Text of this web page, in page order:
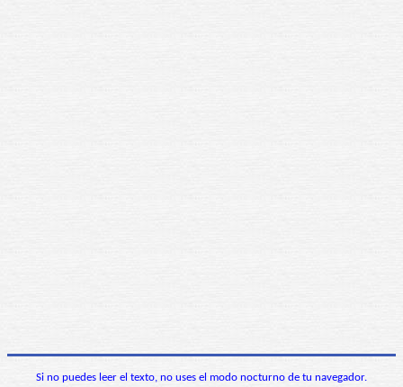
Si no puedes leer el texto, no uses el modo nocturno de tu navegador.